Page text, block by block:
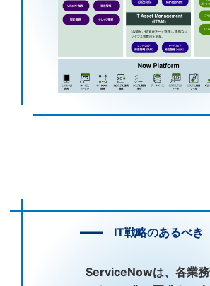
IT戦略のあるべき
ServiceNowは、各業務